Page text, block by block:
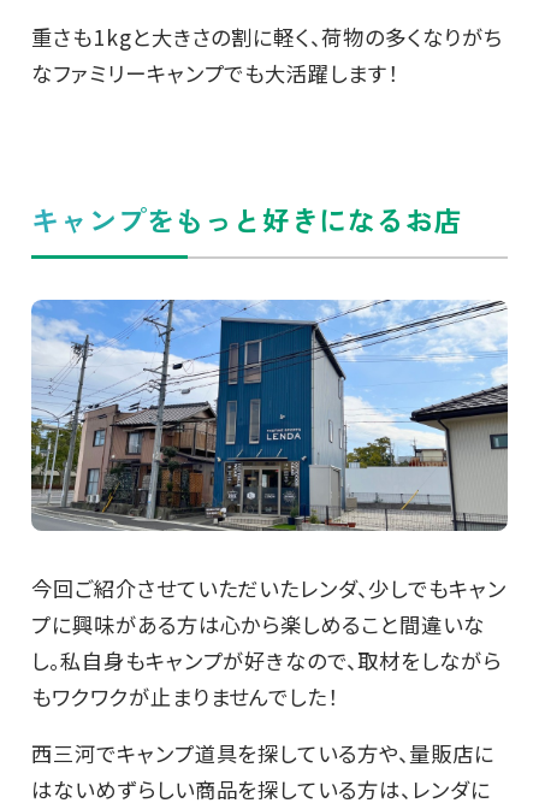
重さも1kgと大きさの割に軽く、荷物の多くなりがち
なファミリーキャンプでも大活躍します！
キャンプをもっと好きになるお店
今回ご紹介させていただいたレンダ、少しでもキャン
プに興味がある方は心から楽しめること間違いな
し。私自身もキャンプが好きなので、取材をしながら
もワクワクが止まりませんでした！
西三河でキャンプ道具を探している方や、量販店に
はないめずらしい商品を探している方は、レンダに